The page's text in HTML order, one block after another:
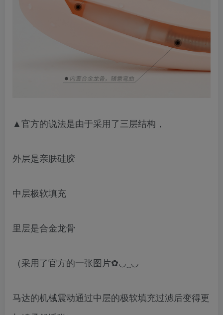
▲官方的说法是由于采用了三层结构，
外层是亲肤硅胶
中层极软填充
里层是合金龙骨
（采用了官方的一张图片✿◡‿◡
马达的机械震动通过中层的极软填充过滤后变得更